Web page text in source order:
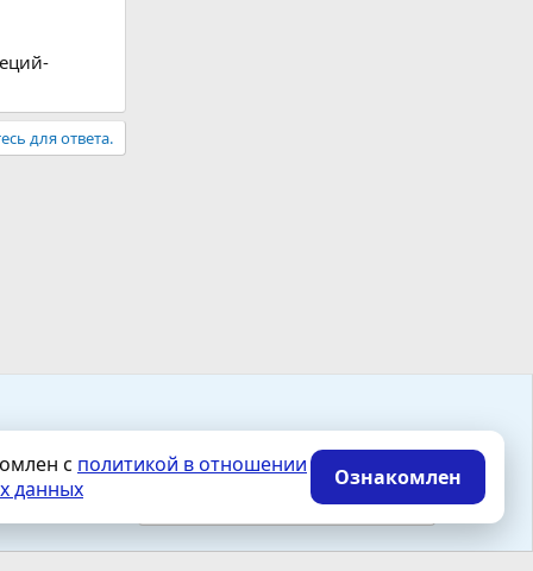
для ответа.
конфиденциальности Главная
R
S
S
Accept all cookies
Reject optional cookies
с политикой в отношении
данных
Ознакомлен